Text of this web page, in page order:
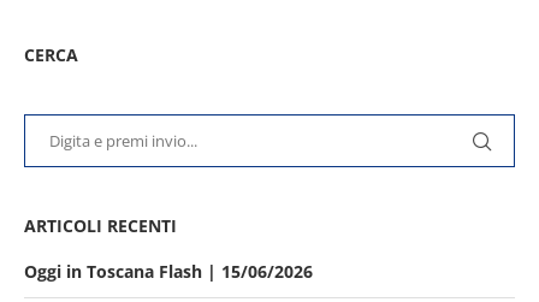
CERCA
ARTICOLI RECENTI
Oggi in Toscana Flash | 15/06/2026